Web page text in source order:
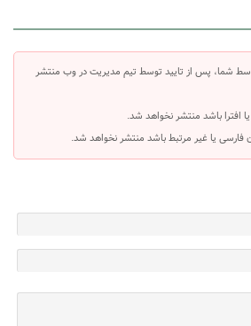
شما، پس از تایید توسط تیم مدیریت در وب منتشر
افترا باشد منتشر نخواهد شد.
فارسی یا غیر مرتبط باشد منتشر نخواهد شد.